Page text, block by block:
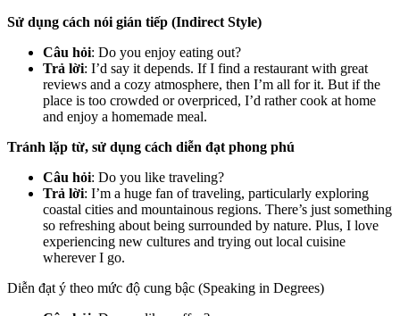
Sử dụng cách nói gián tiếp (Indirect Style)
Câu hỏi: Do you enjoy eating out?
Trả lời: I’d say it depends. If I find a restaurant with great
reviews and a cozy atmosphere, then I’m all for it. But if the
place is too crowded or overpriced, I’d rather cook at home
and enjoy a homemade meal.
Tránh lặp từ, sử dụng cách diễn đạt phong phú
Câu hỏi: Do you like traveling?
Trả lời: I’m a huge fan of traveling, particularly exploring
coastal cities and mountainous regions. There’s just something
so refreshing about being surrounded by nature. Plus, I love
experiencing new cultures and trying out local cuisine
wherever I go.
Diễn đạt ý theo mức độ cung bậc (Speaking in Degrees)